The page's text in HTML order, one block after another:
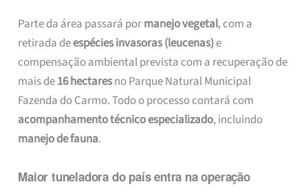
Parte da área passará pormanejo vegetal, com a
retirada deespécies invasoras (leucenas)e
compensação ambiental prevista com a recuperação de
mais de16 hectaresno Parque Natural Municipal
Fazenda do Carmo. Todo o processo contará com
acompanhamento técnico especializado, incluindo
manejo de fauna.
Maior tuneladora do país entra na operação